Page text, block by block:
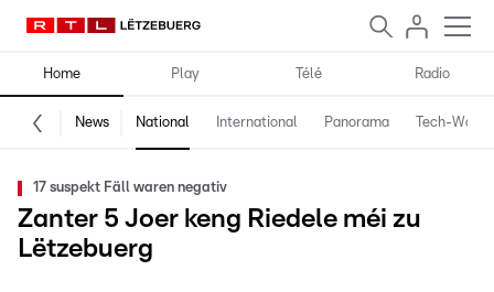
Home Play Télé Radio
News National International Panorama Tech-World
17 suspekt Fäll waren negativ
Zanter 5 Joer keng Riedele méi zu
Lëtzebuerg